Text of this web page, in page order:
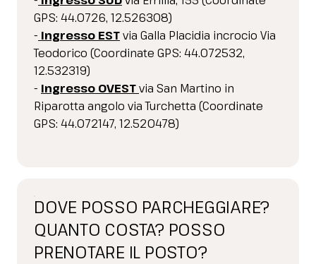
GPS: 44.0726, 12.526308)
- Ingresso ESTvia Galla Placidia incrocio Via
Teodorico (Coordinate GPS: 44.072532,
12.532319)
- Ingresso OVESTvia San Martino in
Riparotta angolo via Turchetta (Coordinate
GPS: 44.072147, 12.520478)
DOVE POSSO PARCHEGGIARE?
QUANTO COSTA? POSSO
PRENOTARE IL POSTO?